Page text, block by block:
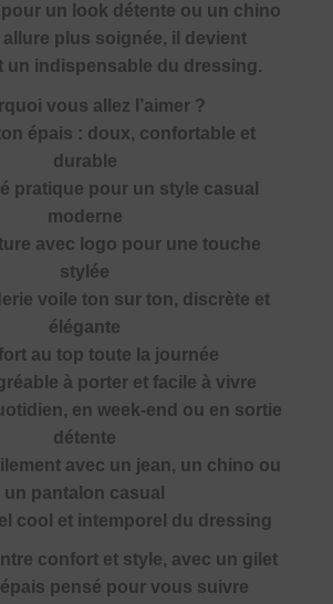
un look détente ou un chino
plus soignée, il devient
un indispensable du dressing.
vous allez l’aimer ?
épais : doux, confortable et
durable
pratique pour un style casual
moderne
avec logo pour une touche
stylée
voile ton sur ton, discrète et
élégante
au top toute la journée
à porter et facile à vivre
en week-end ou en sortie
détente
avec un jean, un chino ou
un pantalon casual
cool et intemporel du dressing
confort et style, avec un gilet
pensé pour vous suivre